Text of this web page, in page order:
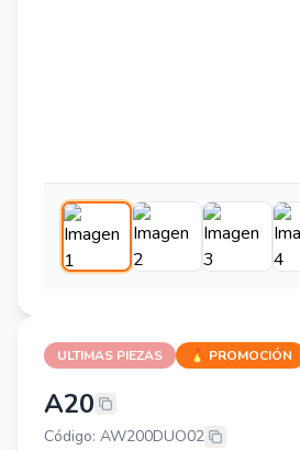
ULTIMAS PIEZAS 🔥 PROMOCIÓN
DUOSMART A20
A20
Código: AW200DUO02